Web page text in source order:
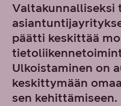
Valtakunnalliseksi
päätti keskittää
Ulkoistaminen on
keskittymään
sen kehittämiseen.